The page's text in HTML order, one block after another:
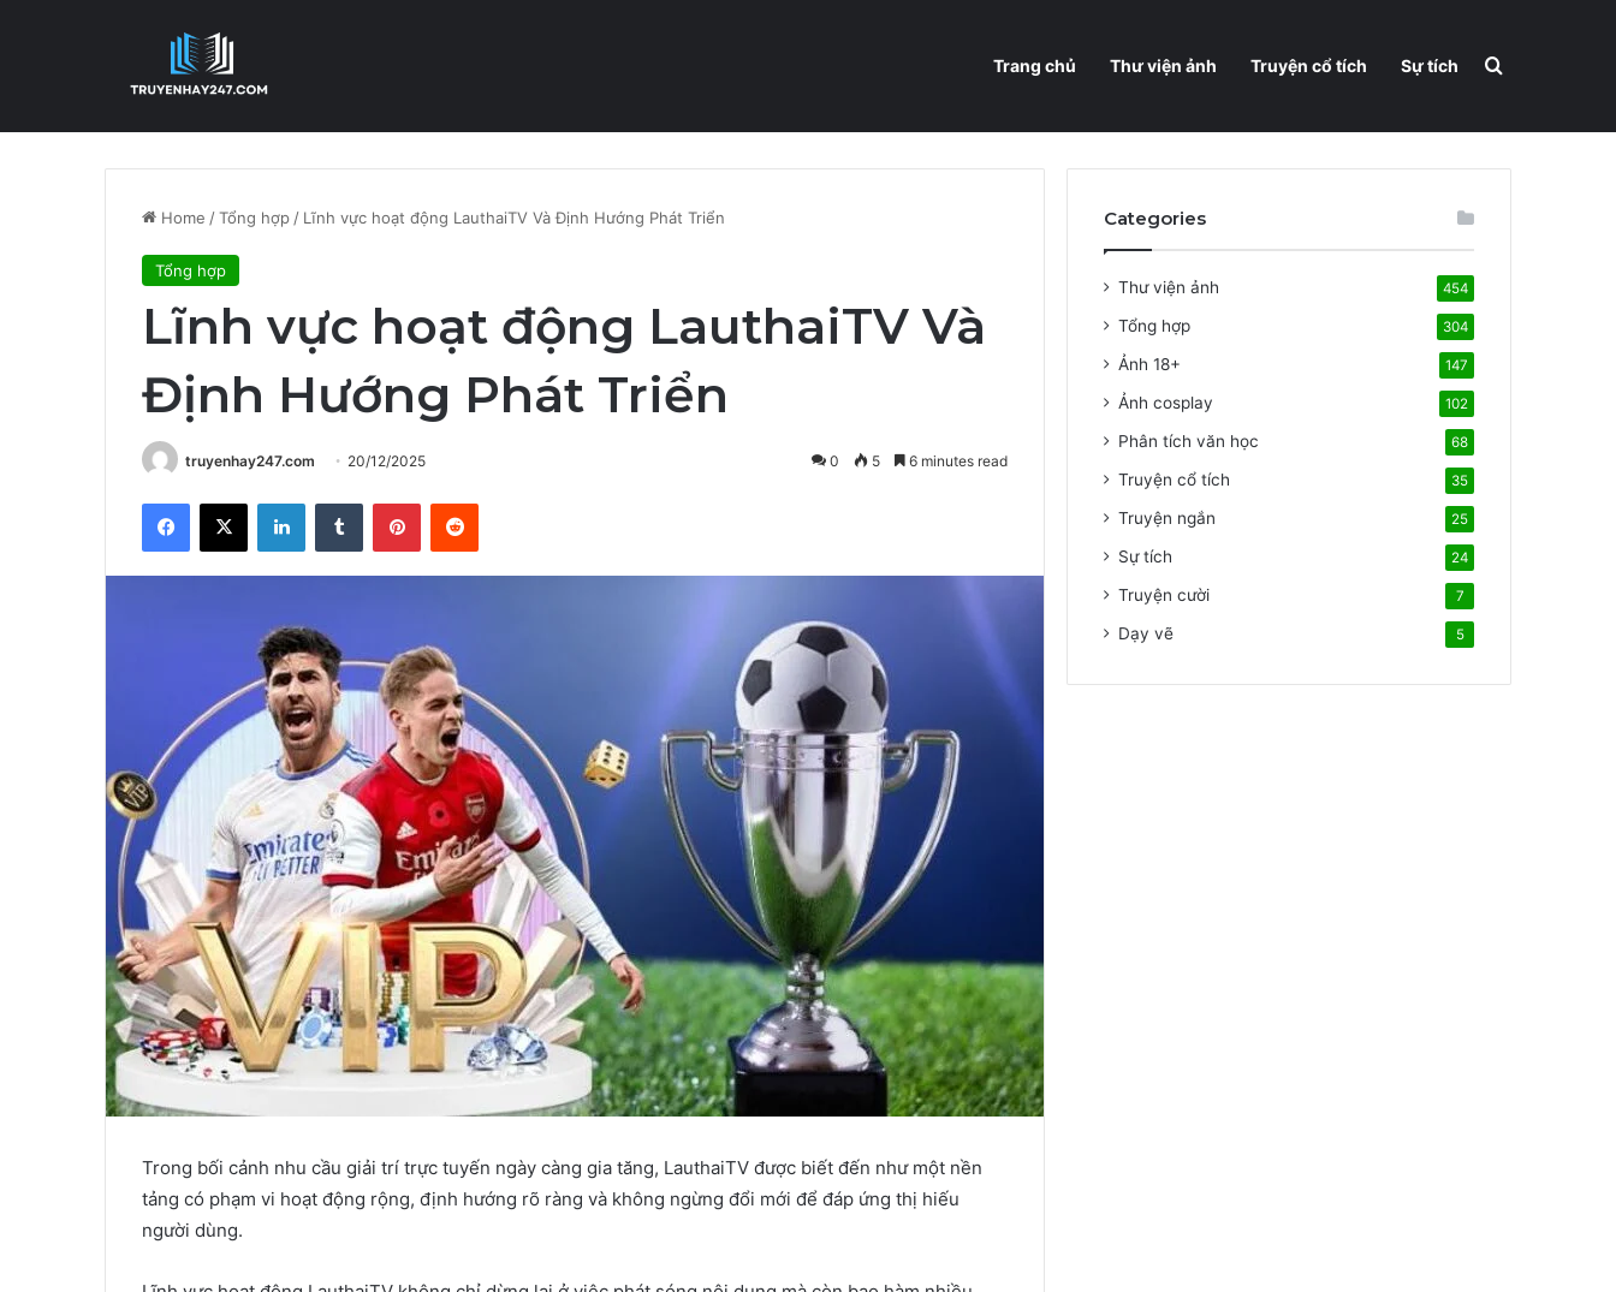
Trang chủ Thư viện ảnh Truyện cổ tích Sự tích Search for
Home /Tổng hợp / Lĩnh vực hoạt động LauthaiTV Và Định Hướng Phát Triển
Tổng hợp
Lĩnh vực hoạt động LauthaiTV Và
Định Hướng Phát Triển
truyenhay247.com 20/12/2025 0 5 6 minutes read
Trong bối cảnh nhu cầu giải trí trực tuyến ngày càng gia tăng, LauthaiTV được biết đến như một nền
tảng có phạm vi hoạt động rộng, định hướng rõ ràng và không ngừng đổi mới để đáp ứng thị hiếu
người dùng.
Categories
Thư viện ảnh 454
Tổng hợp 304
Ảnh 18+ 147
Ảnh cosplay 102
Phân tích văn học 68
Truyện cổ tích 35
Truyện ngắn 25
Sự tích 24
Truyện cười 7
Dạy vẽ 5